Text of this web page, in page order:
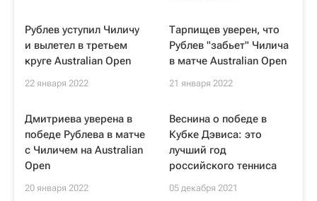
Рублев уступил Чиличу
и вылетел в третьем
круге Australian Open
22 января 2022
Тарпищев уверен, что
Рублев "забьет" Чилича
в матче Australian Open
21 января 2022
Дмитриева уверена в
победе Рублева в матче
с Чиличем на Australian
Open
20 января 2022
Веснина о победе в
Кубке Дэвиса: это
лучший год
российского тенниса
05 декабря 2021